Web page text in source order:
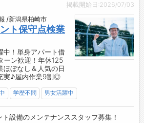
掲載開始日:2026/07/03
/新潟県柏崎市
ト保守点検業
中！単身アパート借
ーン歓迎！年休125
ほぼなし＆人気の日
実♪屋内作業9割◎
学歴不問 男女活躍中
ト設備のメンテナンススタッフ募集！